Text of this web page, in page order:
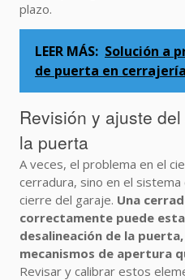
plazo.
LEER MÁS: Solución a
de puerta en
Revisión y ajuste
la puerta
A veces, el problema en el
cerradura, sino en el
cierre del garaje. Una
correctamente puede
desalineación de la
mecanismos de apertura
Revisar y calibrar estos